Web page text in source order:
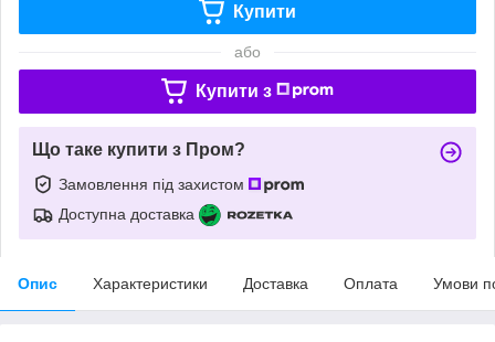
Купити
або
Купити з
Що таке купити з Пром?
Замовлення під захистом
Доступна доставка
Опис Характеристики Доставка Оплата Умови